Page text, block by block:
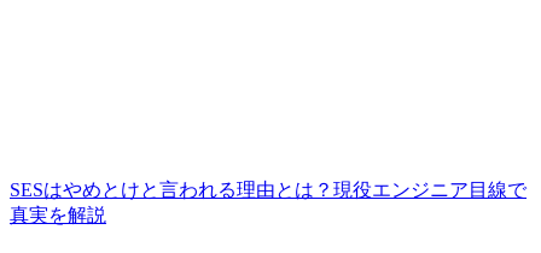
SESはやめとけと言われる理由とは？現役エンジニア目線で
真実を解説